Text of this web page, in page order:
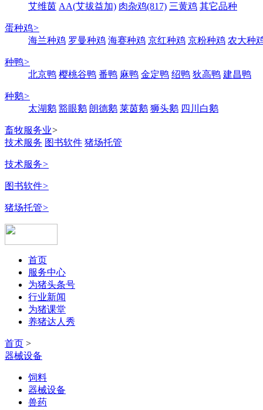
艾维茵 AA(艾拔益加) 肉杂鸡(817) 三黄鸡 其它品种
蛋种鸡>
海兰种鸡 罗曼种鸡 海赛种鸡 京红种鸡 京粉种鸡 农大种
种鸭>
北京鸭 樱桃谷鸭 番鸭 麻鸭 金定鸭 绍鸭 狄高鸭 建昌鸭
种鹅>
太湖鹅 豁眼鹅 朗德鹅 莱茵鹅 狮头鹅 四川白鹅
畜牧服务业>
技术服务 图书软件 猪场托管
技术服务>
图书软件>
猪场托管>
首页
服务中心
为猪头条号
行业新闻
为猪课堂
养猪达人秀
首页 >
器械设备
饲料
器械设备
兽药